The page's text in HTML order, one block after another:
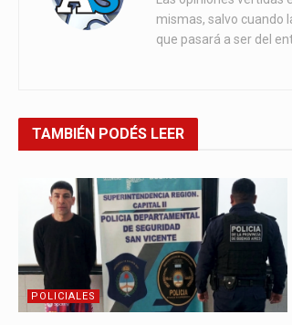
mismas, salvo cuando
que pasará a ser del
TAMBIÉN PODÉS LEER
POLICIALES